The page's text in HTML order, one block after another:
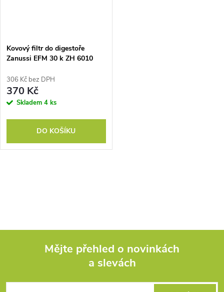
Kovový filtr do digestoře
Zanussi EFM 30 k ZH 6010
306 Kč bez DPH
370 Kč
Skladem 4 ks
DO KOŠÍKU
a
Mějte přehled o novinkách
a slevách